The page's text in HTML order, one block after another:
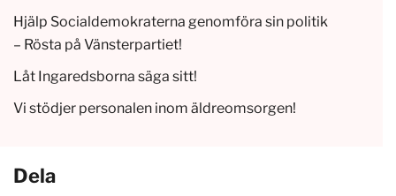
Hjälp Socialdemokraterna genomföra sin politik
– Rösta på Vänsterpartiet!
Låt Ingaredsborna säga sitt!
Vi stödjer personalen inom äldreomsorgen!
Dela